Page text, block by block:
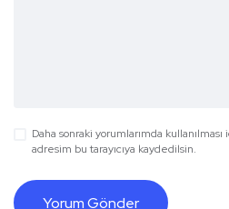
Daha sonraki yorumlarımda
adresim bu tarayıcıya kaydedilsin.